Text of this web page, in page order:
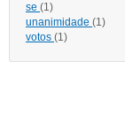
se (1)
unanimidade (1)
votos (1)